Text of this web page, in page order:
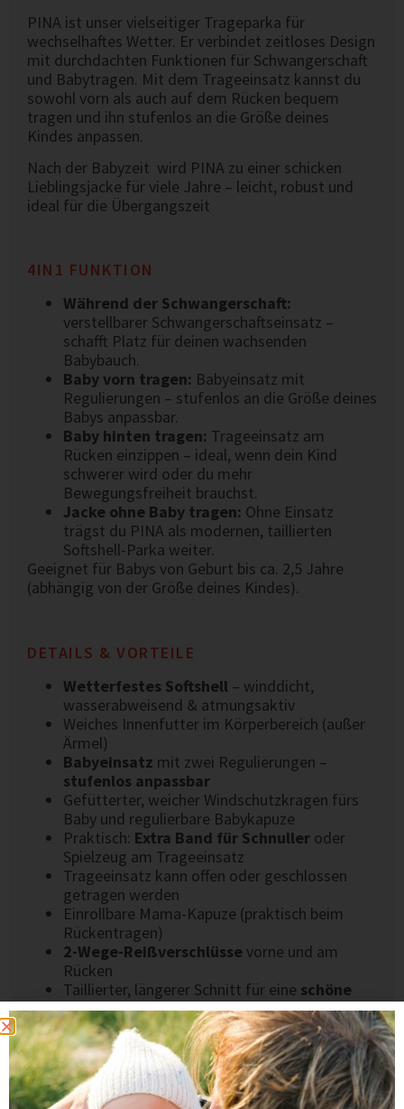
PINA ist unser vielseitiger Trageparka für
wechselhaftes Wetter. Er verbindet zeitloses Design
mit durchdachten Funktionen für Schwangerschaft
und Babytragen. Mit dem Trageeinsatz kannst du
sowohl vorn als auch auf dem Rücken bequem
tragen und ihn stufenlos an die Größe deines
Kindes anpassen.
Nach der Babyzeit wird PINA zu einer schicken
Lieblingsjacke für viele Jahre – leicht, robust und
ideal für die Übergangszeit
4IN1 FUNKTION
Während der Schwangerschaft:
verstellbarer Schwangerschaftseinsatz –
schafft Platz für deinen wachsenden
Babybauch.
Baby vorn tragen: Babyeinsatz mit
Regulierungen – stufenlos an die Größe deines
Babys anpassbar.
Baby hinten tragen: Trageeinsatz am
Rücken einzippen – ideal, wenn dein Kind
schwerer wird oder du mehr
Bewegungsfreiheit brauchst.
Jacke ohne Baby tragen: Ohne Einsatz
trägst du PINA als modernen, taillierten
Softshell-Parka weiter.
Geeignet für Babys von Geburt bis ca. 2,5 Jahre
(abhängig von der Größe deines Kindes).
DETAILS & VORTEILE
Wetterfestes Softshell – winddicht,
wasserabweisend & atmungsaktiv
Weiches Innenfutter im Körperbereich (außer
Ärmel)
Babyeinsatz mit zwei Regulierungen –
stufenlos anpassbar
Gefütterter, weicher Windschutzkragen fürs
Baby und regulierbare Babykapuze
Praktisch: Extra Band für Schnuller oder
Spielzeug am Trageeinsatz
Trageeinsatz kann offen oder geschlossen
getragen werden
Einrollbare Mama-Kapuze (praktisch beim
Rückentragen)
2-Wege-Reißverschlüsse vorne und am
Rücken
Taillierter, längerer Schnitt für eine schöne
Silhouette
Lange Ärmel mit weichen Bündchen
Lüftungslöcher unter den Armen
Zwei tiefe Taschen mit Druckknopf
Innentasche mit Reißverschluss
Original Viva la Mama Kunstleder-Logo auf